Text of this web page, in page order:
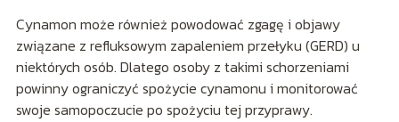
Cynamon może również powodować zgagę i objawy
związane z refluksowym zapaleniem przełyku (GERD) u
niektórych osób. Dlatego osoby z takimi schorzeniami
powinny ograniczyć spożycie cynamonu i monitorować
swoje samopoczucie po spożyciu tej przyprawy.